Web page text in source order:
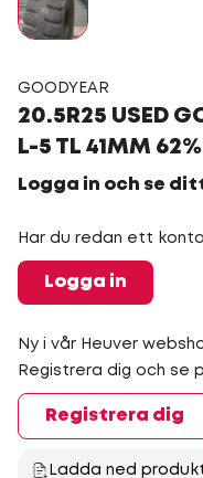
GOODYEAR
20.5R25 USED
L-5 TL 41MM 62%
Logga in och se
Har du redan ett
Logga in
Ny i vår Heuver
Registrera dig och se
Registrera dig
Ladda ned